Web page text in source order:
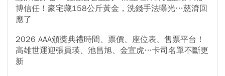
博信任！豪宅藏158公斤黃金，洗錢手法曝光…慈濟回
應了
2026 AAA頒獎典禮時間、票價、座位表、售票平台！
高雄世運迎張員瑛、池昌旭、金宣虎…卡司名單不斷更
新